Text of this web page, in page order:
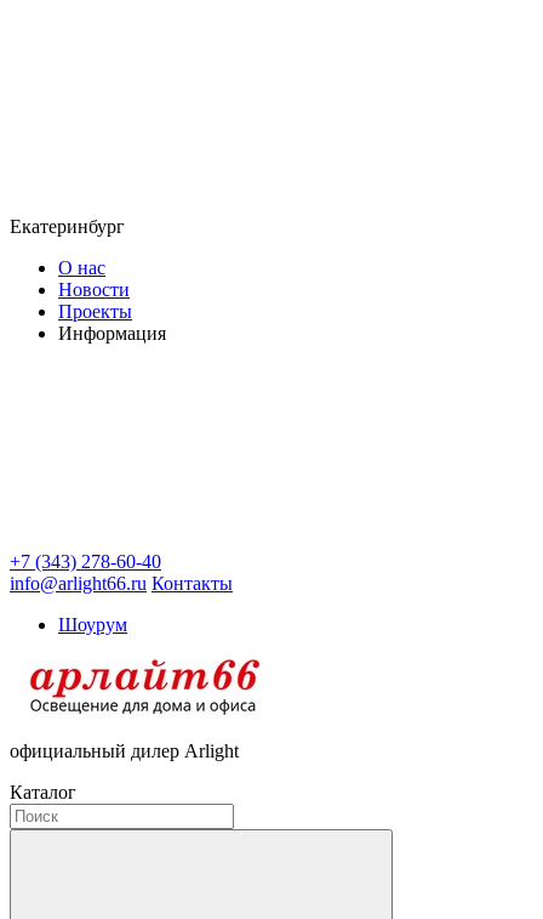
Екатеринбург
О нас
Новости
Проекты
Информация
+7 (343) 278-60-40
info@arlight66.ru Контакты
Шоурум
официальный дилер Arlight
Каталог